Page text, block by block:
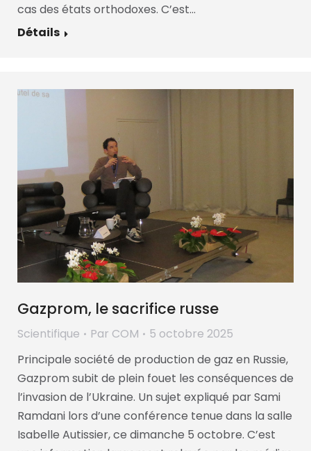
cas des états orthodoxes. C’est…
Détails
Gazprom, le sacrifice russe
Scientifique Par COM
5 octobre 2025
Principale société de production de gaz en Russie,
Gazprom subit de plein fouet les conséquences de
l’invasion de l’Ukraine. Un sujet expliqué par Sami
Ramdani lors d’une conférence tenue dans la salle
Isabelle Autissier, ce dimanche 5 octobre. C’est